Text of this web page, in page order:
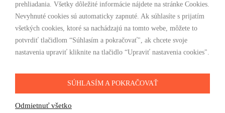
Odosielame ihneď nasledujúci pracovný deň
Doprava zdarma už od 49 €
SLEDUJTE NÁS
prehliadania. Všetky dôležité informácie nájdete na stránke Cookies.
Nevyhnuté cookies sú automaticky zapnuté. Ak súhlasíte s prijatím
všetkých cookies, ktoré sa nachádzajú na tomto webe, môžete to
potvrdiť tlačidlom “Súhlasím a pokračovať", ak chcete svoje
nastavenia upraviť kliknite na tlačidlo “Upraviť nastavenia cookies".
SÚHLASÍM A POKRAČOVAŤ
Odmietnuť všetko